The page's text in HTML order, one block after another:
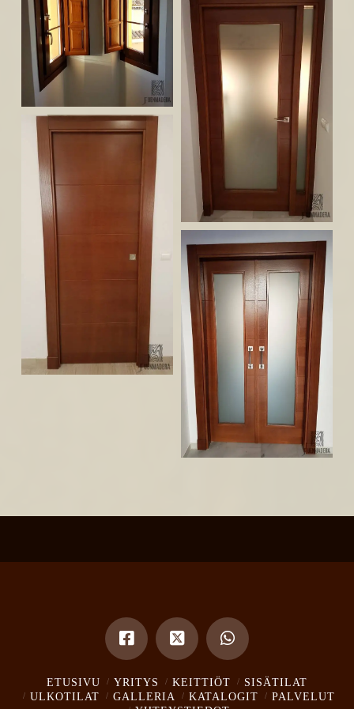
ETUSIVU YRITYS KEITTIÖT
SISÄTILAT
ULKOTILAT
GALLERIA KATALOGIT
PALVELUT